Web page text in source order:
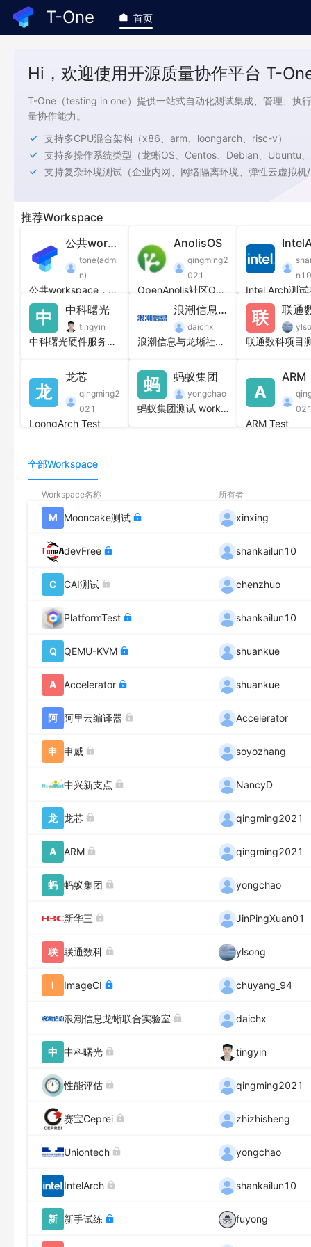
T-One 首页
Hi，欢迎使用开源质量协作平台 T-
T-One（testing in one）提供一站式自动化测试集成、管理、执
量协作能力。
支持多CPU混合架构（x86、arm、loongarch、risc-v）
T-One特色
可定制质量协作能力
多企业、多团队之间的质量协作
独立部署、分布式业务模型
基于定制工作台的数据隔离、共享能力
推荐Workspace
公共workspace
tone(admi
n)
公共workspace，对所有人开放
AnolisOS
qingming2
021
OpenAnolis社区OS测试公共空间，欢迎合作共建
n10
Intel Arch测试
中 中科曙光
tingyin
中科曙光硬件服务器和操作系统测试
浪潮信息龙蜥联合实验室
daichx
浪潮信息与龙蜥社区成立的开源实验室
联 联通
龙
龙芯
qingming2
021
LoongArch Test
蚂 蚂蚁集团
yongchao
蚂蚁集团测试 workspace
A
ARM
ARM Test
全部Workspace
Workspace名称 所有者
M Mooncake测试 xinxing
devFree shankailun10
C CAI测试 chenzhuo
PlatformTest shankailun10
Q QEMU-KVM shuankue
A Accelerator shuankue
阿 阿里云编译器 Accelerator
申 申威 soyozhang
中兴新支点 NancyD
龙 龙芯 qingming2021
A ARM qingming2021
蚂 蚂蚁集团 yongchao
新华三 JinPingXuan01
联 联通数科 ylsong
I ImageCI chuyang_94
浪潮信息龙蜥联合实验室 daichx
中 中科曙光 tingyin
性能评估 qingming2021
赛宝Ceprei zhizhisheng
Uniontech yongchao
IntelArch shankailun10
新 新手试练 fuyong